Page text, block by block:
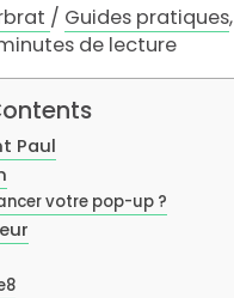
/ Guides pratiques,
de lecture
Paul
votre pop-up ?